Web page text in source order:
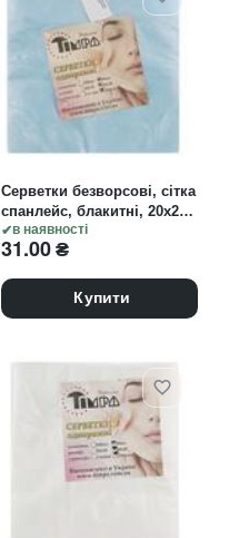
в наявності
Серветки безворсові, сітка
спанлейс, блакитні, 20х20
см, 50 шт
31.00₴
Купити